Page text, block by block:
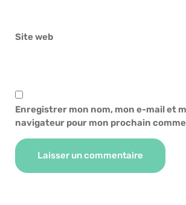
Site web
Enregistrer mon nom, mon e-mail et
navigateur pour mon prochain